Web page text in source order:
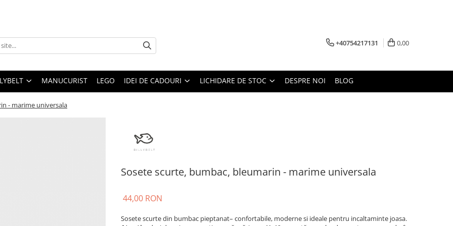
+40754217131 0,00
MANUCURIST LEGO IDEI DE CADOURI LICHIDARE DE STOC DESPRE NOI BLOG
- marime universala
Sosete scurte, bumbac, bleumarin - marime universala
44,00 RON
Sosete scurte din bumbac pieptanat– confortabile, moderne si ideale pentru incaltaminte joasa.